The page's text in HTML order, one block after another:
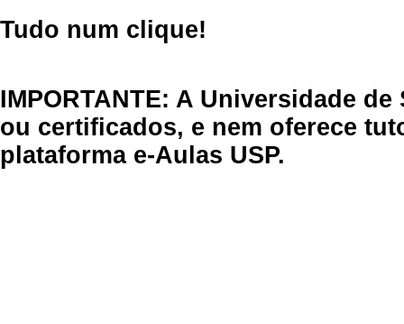
Tudo num clique!
IMPORTANTE: A Universidade
ou certificados, e nem oferece
plataforma e-Aulas USP.